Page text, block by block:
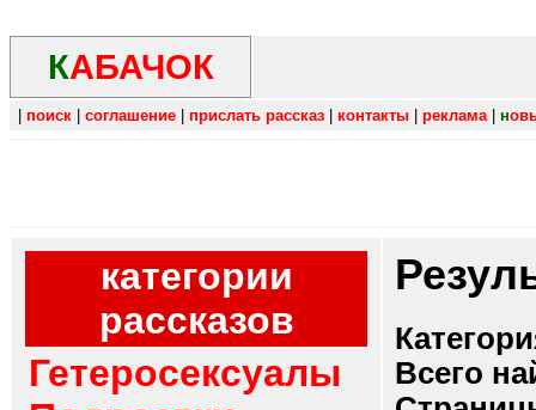
КАБАЧОК
поиск соглашение прислать рассказ контакты реклама| н
категории
рассказов
Гетеросексуалы
Всего